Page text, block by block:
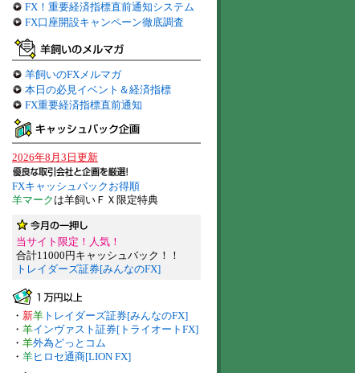
FX！重要経済指標直前通知システム
FX口座開設キャンペーン徹底調査
羊飼いのFXメルマガ
本日の必見イベント＆経済指標
FX重要経済指標直前通知
2026年8月3日更新
FXキャッシュバックお得順
羊マーク は羊飼いＦＸ限定特典
当サイト限定！人気！
合計11000円キャッシュバック！！
トレイダーズ証券[みんなのFX]
・ 新羊 トレイダーズ証券[みんなのFX]
・ 羊インヴァスト証券[トライオートFX]
・ 羊外為どっとコム
・ 羊ヒロセ通商[LION FX]